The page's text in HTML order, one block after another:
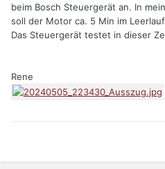
beim Bosch Steuergerät an. In
soll der Motor ca. 5 Min im
Das Steuergerät testet in dieser
Rene